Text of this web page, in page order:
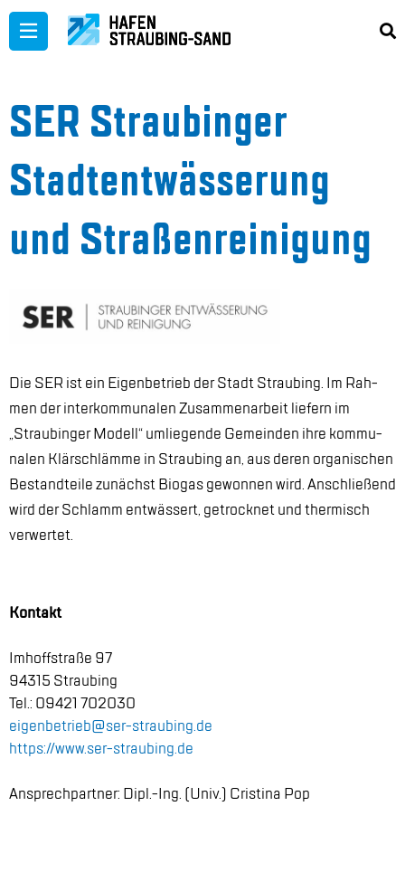
SER Strau­bin­ger
Stadt­ent­wäs­se­rung
und Stra­ßen­rei­ni­gung
Die SER ist ein Ei­gen­be­trieb der Stadt Strau­bing. Im Rah­
men der in­ter­kom­mu­na­len Zu­sam­men­ar­beit lie­fern im
„Strau­bin­ger Mo­dell“ um­lie­gen­de Ge­mein­den ihre kom­mu­
na­len Klär­schläm­me in Strau­bing an, aus de­ren or­ga­ni­schen
Be­stand­tei­le zu­nächst Bio­gas ge­won­nen wird. An­schlie­ßend
wird der Schlamm ent­wäs­sert, ge­trock­net und ther­misch
ver­wer­tet.
Kon­takt
Im­hoff­stra­ße 97
94315 Strau­bing
Tel.: 09421 702030
ei­gen­be­trieb@​ser-​straubing.​de
https://​www.​ser-​straubing.​de
An­sprech­part­ner: Dipl.-Ing. (Univ.) Cris­ti­na Pop